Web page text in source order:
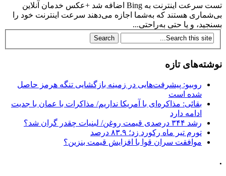
تست سرعت اینترنت به‌ Bing اضافه‌ شد +عکس خدمان آنلاین
بی‌شماری هستند که به‌شما اجازه می‌دهند سرعت اینترنت خود را
بسنجید، و یا حتی به‌راحتی...
نوشته‌های تازه
روبیو: پیشرفت‌هایی در زمینه بازگشایی تنگه هرمز حاصل
شده است
بقائی: مذاکره‌ای با آمریکا نداریم/ مذاکرات با عمان با جدیت
ادامه دارد
رشد ۳۴۴ درصدی قیمت روغن/ لبنیات چقدر گران شد؟
تورم تیر ماه رکورد زد؛ ۸۳.۹ درصد
موافقت سران قوا با افزایش قیمت بنزین؟
.